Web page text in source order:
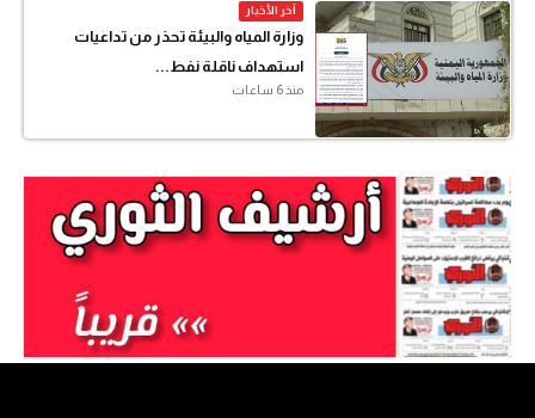
آخر الأخبار
وزارة المياه والبيئة تحذر من تداعيات
استهداف ناقلة نفط...
منذ 6 ساعات